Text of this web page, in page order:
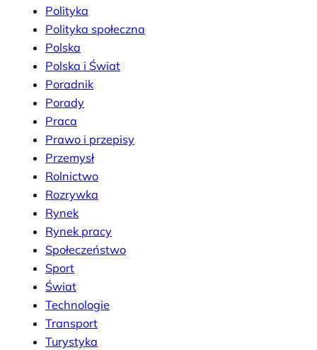
Polityka
Polityka społeczna
Polska
Polska i Świat
Poradnik
Porady
Praca
Prawo i przepisy
Przemysł
Rolnictwo
Rozrywka
Rynek
Rynek pracy
Społeczeństwo
Sport
Świat
Technologie
Transport
Turystyka